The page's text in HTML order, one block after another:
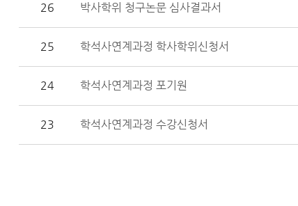
26 박사학위 청구논문 심사결과서
25 학석사연계과정 학사학위신청서
24 학석사연계과정 포기원
23 학석사연계과정 수강신청서